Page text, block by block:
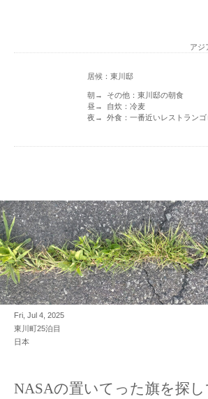
アジ
居候：東川邸
朝→ その他：東川邸の朝食
昼→ 自炊：冷麦
夜→ 外食：一番近いレストランゴ
Fri, Jul 4, 2025
東川町25泊目
日本
NASAの置いてった旗を探し